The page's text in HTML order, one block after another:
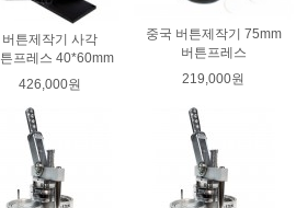
버튼제작기 사각
프레스 40*60mm
426,000원
중국 버튼제작기 75mm
버튼프레스
219,000원